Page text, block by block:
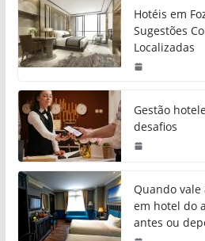
Hotéis em
Sugestões
Localizadas
Gestão
desafios
Quando vale
em hotel do
antes ou